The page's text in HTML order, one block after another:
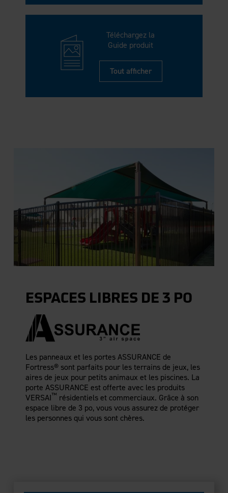
Téléchargez la
Guide produit
Tout afficher
ESPACES LIBRES DE 3 PO
Les panneaux et les portes ASSURANCE de
Fortress® sont parfaits pour les terrains de jeux, les
aires de jeux pour petits animaux et les piscines. La
porte ASSURANCE est offerte avec les produits
VERSAI™ résidentiels et commerciaux. Grâce à son
espace libre de 3 po, vous vous assurez de protéger
les personnes qui vous sont chères.